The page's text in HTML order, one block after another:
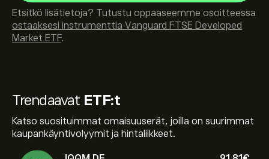
Trendaavat ETF:t
Katso suosituimmat omaisuuserät, joilla on suurimmat
kaupankäyntivolyymit ja hintaliikkeet.
Etsitkö lisätietoja? Tutustu oppaaseemme osoitteessa
ostaaksesi instrumenttia Vanguard FTSE Developed
Market ETF.